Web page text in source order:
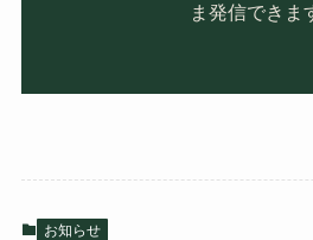
ま発信できま
お知らせ